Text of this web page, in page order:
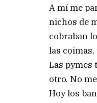
A mí me
nichos de
cobraban
las
Las pymes
otro. No
Hoy los